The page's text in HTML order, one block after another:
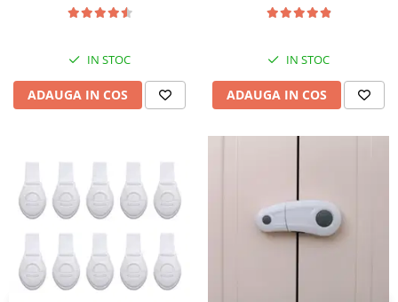
IN STOC
ADAUGA IN COS
IN STOC
ADAUGA IN COS